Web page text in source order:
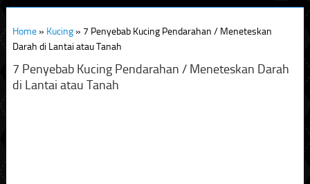
Home» Kucing» 7 Penyebab Kucing Pendarahan / Meneteskan
Darah di Lantai atau Tanah
7 Penyebab Kucing Pendarahan / Meneteskan Darah
di Lantai atau Tanah